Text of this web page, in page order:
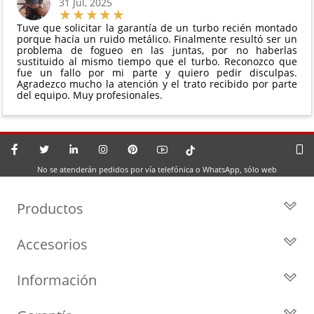
Tuve que solicitar la garantía de un turbo recién montado
porque hacía un ruido metálico. Finalmente resultó ser un
problema de fogueo en las juntas, por no haberlas
sustituido al mismo tiempo que el turbo. Reconozco que
fue un fallo por mi parte y quiero pedir disculpas.
Agradezco mucho la atención y el trato recibido por parte
del equipo. Muy profesionales.
No se atenderán pedidos por vía telefónica o WhatsApp, sólo web
Productos
Turbos por Marca
Cartuchos
Accesorios
Geometrías
Información